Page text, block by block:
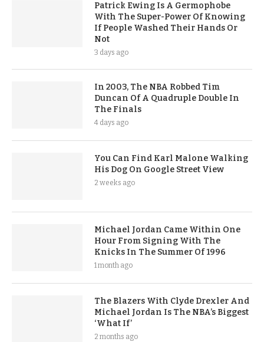
Patrick Ewing Is A Germophobe
With The Super-Power Of Knowing
If People Washed Their Hands Or
Not
3 days ago
In 2003, The NBA Robbed Tim
Duncan Of A Quadruple Double In
The Finals
4 days ago
You Can Find Karl Malone Walking
His Dog On Google Street View
2 weeks ago
Michael Jordan Came Within One
Hour From Signing With The
Knicks In The Summer Of 1996
1 month ago
The Blazers With Clyde Drexler And
Michael Jordan Is The NBA’s Biggest
‘What If’
2 months ago